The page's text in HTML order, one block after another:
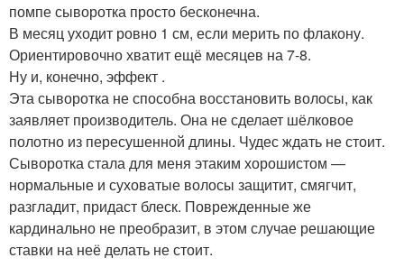
помпе сыворотка просто бесконечна.
В месяц уходит ровно 1 см, если мерить по флакону.
Ориентировочно хватит ещё месяцев на 7-8.
Ну и, конечно, эффект .
Эта сыворотка не способна восстановить волосы, как
заявляет производитель. Она не сделает шёлковое
полотно из пересушенной длины. Чудес ждать не стоит.
Сыворотка стала для меня этаким хорошистом —
нормальные и суховатые волосы защитит, смягчит,
разгладит, придаст блеск. Поврежденные же
кардинально не преобразит, в этом случае решающие
ставки на неё делать не стоит.